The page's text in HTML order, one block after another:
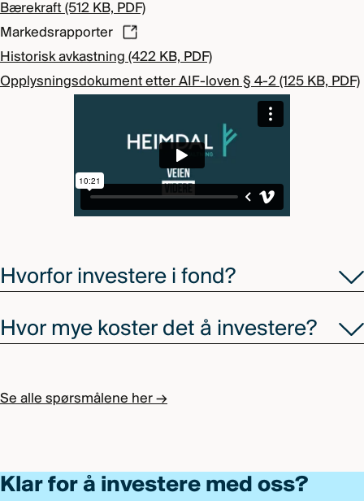
Bærekraft (512 KB, PDF)
Markedsrapporter
Historisk avkastning (422 KB, PDF)
Opplysningsdokument etter AIF-loven § 4-2 (125 KB, PDF)
Hvorfor investere i fond?
Hvor mye koster det å investere?
Se alle spørsmålene her →
Klar for å investere med oss?